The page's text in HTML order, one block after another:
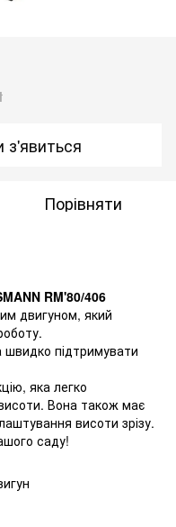
з'явиться
Порівняти
RM'80/406
двигуном, який
підтримувати
яка легко
Вона також має
висоти зрізу.
саду!